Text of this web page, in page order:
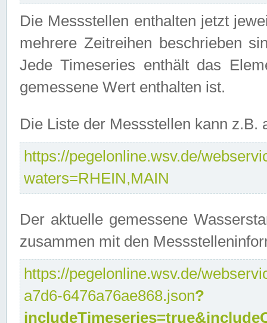
Die Messstellen enthalten jetzt
mehrere Zeitreihen beschrieben
Jede Timeseries enthält das
gemessene Wert enthalten ist.
Die Liste der Messstellen kann
https://pegelonline.wsv.de/
waters=RHEIN,MAIN
Der aktuelle gemessene
zusammen mit den
https://pegelonline.wsv.de/
a7d6-6476a76ae868.json?